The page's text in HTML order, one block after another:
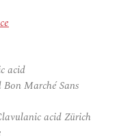
acid
Marché Sans
acid Zürich